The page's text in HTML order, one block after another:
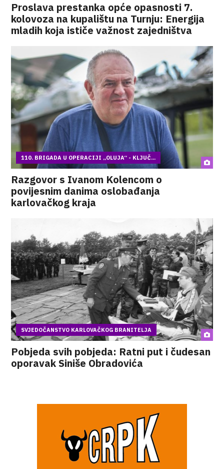
Proslava prestanka opće opasnosti 7.
kolovoza na kupalištu na Turnju: Energija
mladih koja ističe važnost zajedništva
110. BRIGADA U OPERACIJI „OLUJA“ - KLJUČ...
Razgovor s Ivanom Kolencom o
povijesnim danima oslobađanja
karlovačkog kraja
SVJEDOČANSTVO KARLOVAČKOG BRANITELJA
Pobjeda svih pobjeda: Ratni put i čudesan
oporavak Siniše Obradovića